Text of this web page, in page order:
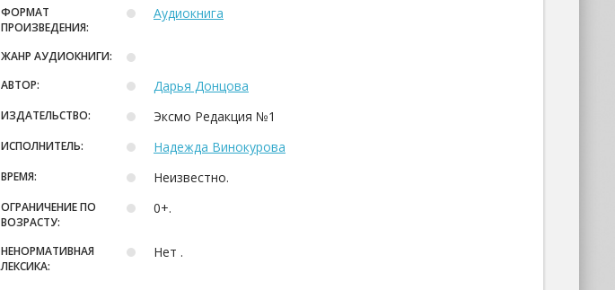
ФОРМАТ
ПРОИЗВЕДЕНИЯ:
Аудиокнига
ЖАНР АУДИОКНИГИ:
АВТОР:
Дарья Донцова
ИЗДАТЕЛЬСТВО: Эксмо Редакция №1
ИСПОЛНИТЕЛЬ: Надежда Винокурова
ВРЕМЯ: Неизвестно.
ОГРАНИЧЕНИЕ ПО
ВОЗРАСТУ:
0+.
НЕНОРМАТИВНАЯ
ЛЕКСИКА:
Нет .